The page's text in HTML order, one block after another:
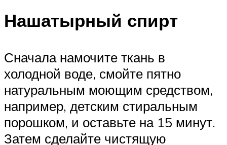
Нашатырный спирт
Сначала намочите ткань в
холодной воде, смойте пятно
натуральным моющим средством,
например, детским стиральным
порошком, и оставьте на 15 минут.
Затем сделайте чистящую